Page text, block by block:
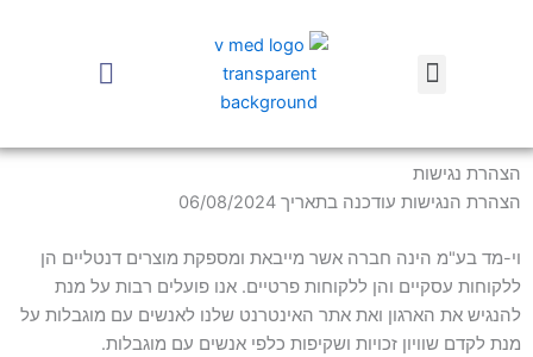
Menu
הצהרת נגישות
הצהרת הנגישות עודכנה בתאריך 06/08/2024
וי-מד בע"מ הינה חברה אשר מייבאת ומספקת מוצרים דנטליים הן
ללקוחות עסקיים והן ללקוחות פרטיים. אנו פועלים רבות על מנת
להנגיש את הארגון ואת אתר האינטרנט שלנו לאנשים עם מוגבלות על
מנת לקדם שוויון זכויות ושקיפות כלפי אנשים עם מוגבלות.